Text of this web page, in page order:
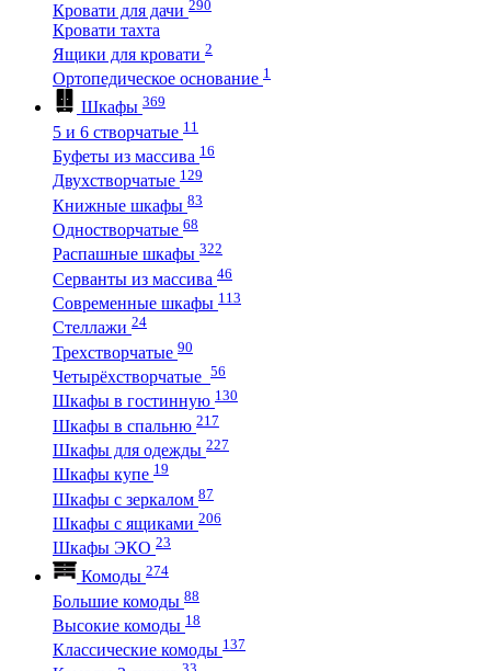
Кровати для дачи 290
Кровати тахта
Ящики для кровати 2
Ортопедическое основание 1
Шкафы 369
5 и 6 створчатые 11
Буфеты из массива 16
Двухстворчатые 129
Книжные шкафы 83
Одностворчатые 68
Распашные шкафы 322
Серванты из массива 46
Современные шкафы 113
Стеллажи 24
Трехстворчатые 90
Четырёхстворчатые 56
Шкафы в гостинную 130
Шкафы в спальню 217
Шкафы для одежды 227
Шкафы купе 19
Шкафы с зеркалом 87
Шкафы с ящиками 206
Шкафы ЭКО 23
Комоды 274
Большие комоды 88
Высокие комоды 18
Классические комоды 137